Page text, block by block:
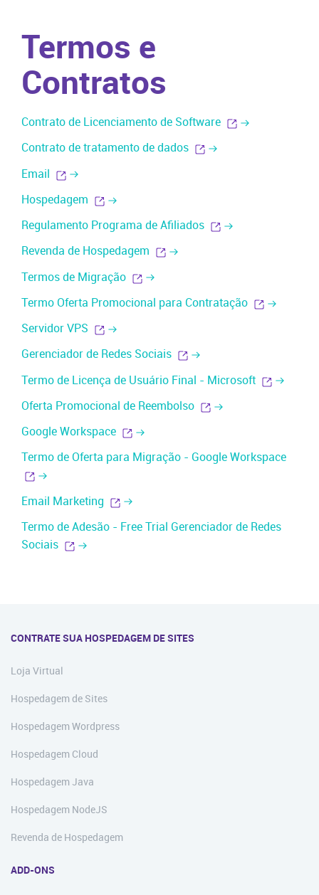
Termos e
Contratos
Contrato de Licenciamento de Software
Contrato de tratamento de dados
Email
Hospedagem
Regulamento Programa de Afiliados
Revenda de Hospedagem
Termos de Migração
Termo Oferta Promocional para Contratação
Servidor VPS
Gerenciador de Redes Sociais
Termo de Licença de Usuário Final - Microsoft
Oferta Promocional de Reembolso
Google Workspace
Termo de Oferta para Migração - Google Workspace
Email Marketing
Termo de Adesão - Free Trial Gerenciador de Redes
Sociais
CONTRATE SUA HOSPEDAGEM DE SITES
Loja Virtual
Hospedagem de Sites
Hospedagem Wordpress
Hospedagem Cloud
Hospedagem Java
Hospedagem NodeJS
Revenda de Hospedagem
ADD-ONS